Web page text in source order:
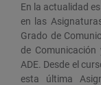
En la actualidad
en las
Grado de
de
ADE. Desde el
esta última